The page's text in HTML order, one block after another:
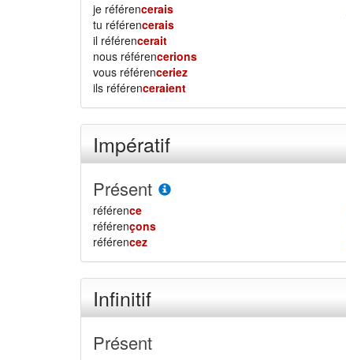
je référencerais
tu référencerais
il référencerait
nous référencerions
vous référenceriez
ils référenceraient
Impératif
Présent
référence
référençons
référencez
Infinitif
Présent